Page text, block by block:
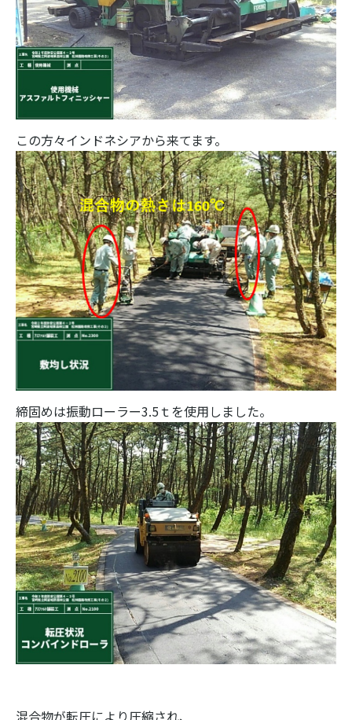
この方々インドネシアから来てます。
締固めは振動ローラー3.5ｔを使用しました。
混合物が転圧により圧縮され、